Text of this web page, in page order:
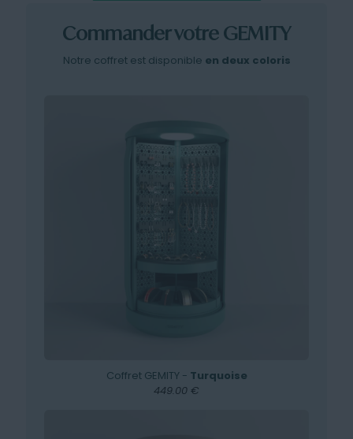
Commander votre GEMITY
Notre coffret est disponible en deux coloris
Coffret GEMITY - Turquoise
449.00 €